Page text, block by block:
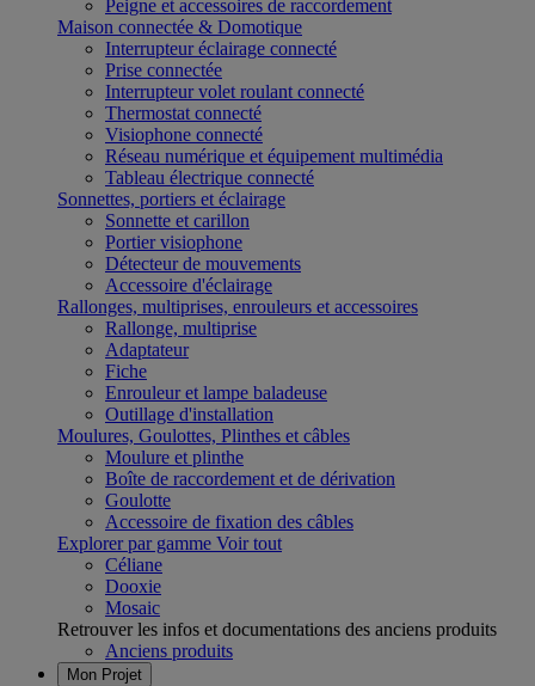
Peigne et accessoires de raccordement
Maison connectée & Domotique
Interrupteur éclairage connecté
Prise connectée
Interrupteur volet roulant connecté
Thermostat connecté
Visiophone connecté
Réseau numérique et équipement multimédia
Tableau électrique connecté
Sonnettes, portiers et éclairage
Sonnette et carillon
Portier visiophone
Détecteur de mouvements
Accessoire d'éclairage
Rallonges, multiprises, enrouleurs et accessoires
Rallonge, multiprise
Adaptateur
Fiche
Enrouleur et lampe baladeuse
Outillage d'installation
Moulures, Goulottes, Plinthes et câbles
Moulure et plinthe
Boîte de raccordement et de dérivation
Goulotte
Accessoire de fixation des câbles
Explorer par gamme Voir tout
Céliane
Dooxie
Mosaic
Retrouver les infos et documentations des anciens produits
Anciens produits
Mon Projet